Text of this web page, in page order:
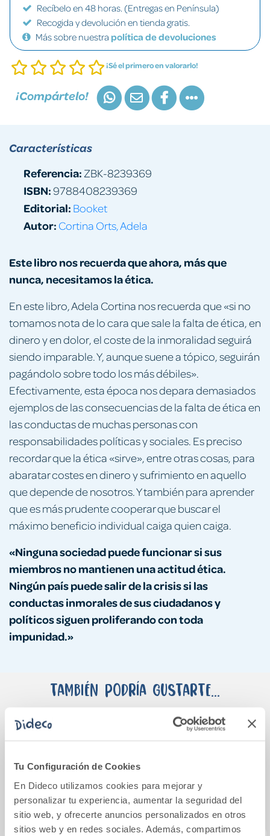
Tu Configuración de Cookies
En Dideco utilizamos cookies para mejorar y
personalizar tu experiencia, aumentar la seguridad del
sitio web, y ofrecerte anuncios personalizados en otros
sitios web y en redes sociales. Además, compartimos
Recíbelo en 48 horas. (Entregas en Península)
Recogida y devolución en tienda gratis.
Más sobre nuestra política de devoluciones
¡Sé el primero en valorarlo!
¡Compártelo!
Este libro nos recuerda que ahora, más que
nunca, necesitamos la ética.
En este libro, Adela Cortina nos recuerda que «si no
tomamos nota de lo cara que sale la falta de ética, en
dinero y en dolor, el coste de la inmoralidad seguirá
siendo imparable. Y, aunque suene a tópico, seguirán
pagándolo sobre todo los más débiles».
Efectivamente, esta época nos depara demasiados
ejemplos de las consecuencias de la falta de ética en
las conductas de muchas personas con
responsabilidades políticas y sociales. Es preciso
recordar que la ética «sirve», entre otras cosas, para
abaratar costes en dinero y sufrimiento en aquello
que depende de nosotros. Y también para aprender
que es más prudente cooperar que buscar el
máximo beneficio individual caiga quien caiga.
«Ninguna sociedad puede funcionar si sus
miembros no mantienen una actitud ética.
Ningún país puede salir de la crisis si las
conductas inmorales de sus ciudadanos y
políticos siguen proliferando con toda
impunidad.»
Características
Referencia: ZBK-8239369
ISBN:9788408239369
Editorial: Booket
Autor: Cortina Orts, Adela
También podría gustarte...